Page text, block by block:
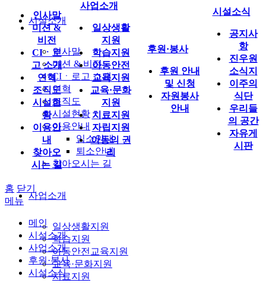
시설소개
인사말
미션 & 비전
CIㆍ로고 소개
연혁
조직도
시설현황
이용안내
입소안내
퇴소안내
찾아오시는 길
사업소개
일상생활지원
학습지원
아동안전교육지원
교육·문화지원
치료지원
인사말
미션 &
비전
CIㆍ로
고 소개
연혁
조직도
시설현
황
이용안
내
찾아오
시는 길
사업소개
일상생활
지원
학습지원
아동안전
교육지원
교육·문화
지원
치료지원
자립지원
아동의 권
리
후원·봉사
후원 안내
및 신청
자원봉사
안내
시설소식
공지사
항
진우원
소식지
이주의
식단
우리들
의 공간
자유게
시판
홈 닫기
메뉴
메인
시설소개
사업소개
후원·봉사
시설소식